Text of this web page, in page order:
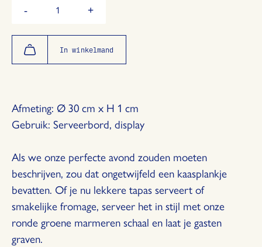
-
hoeveelheid
met
1
+
met
1
In winkelmand
Afmeting: Ø 30 cm x H 1 cm
Gebruik: Serveerbord, display
Als we onze perfecte avond zouden moeten
beschrijven, zou dat ongetwijfeld een kaasplankje
bevatten. Of je nu lekkere tapas serveert of
smakelijke fromage, serveer het in stijl met onze
ronde groene marmeren schaal en laat je gasten
graven.